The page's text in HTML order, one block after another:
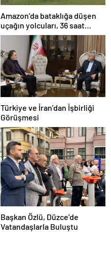
Amazon’da bataklığa düşen
uçağın yolcuları, 36 saat
kurtarılmayı bekledi
Türkiye ve İran’dan İşbirliği
Görüşmesi
Başkan Özlü, Düzce’de
Vatandaşlarla Buluştu